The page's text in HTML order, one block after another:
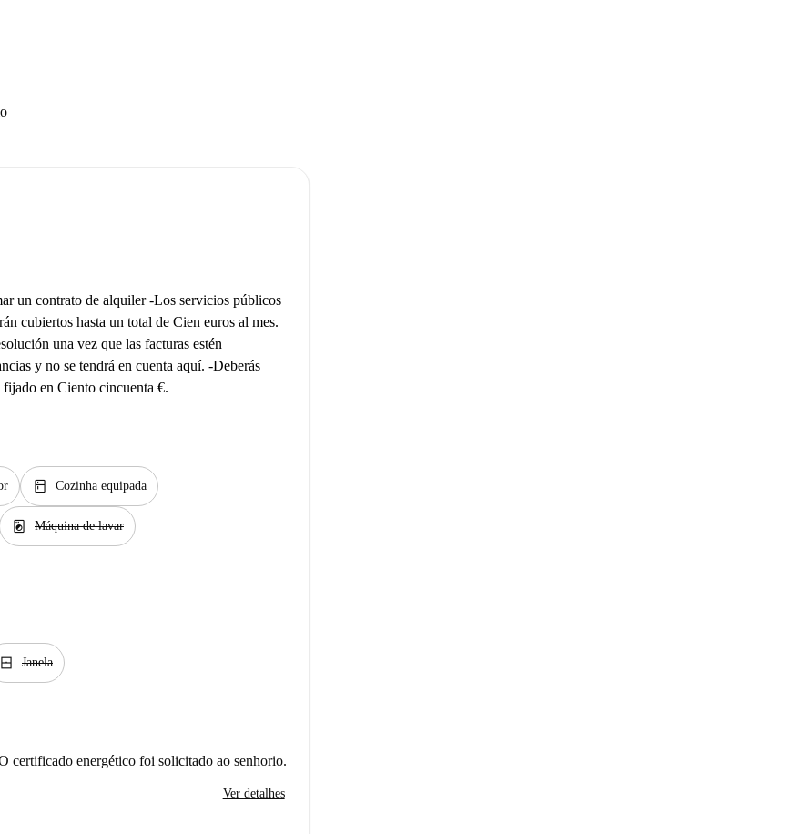
un contrato de alquiler -Los servicios públicos
cubiertos hasta un total de Cien euros al mes.
una vez que las facturas estén
y no se tendrá en cuenta aquí. -Deberás
en Ciento cincuenta €.
kitchen Cozinha equipada
local_laundry_service Máquina de lavar
window_closed Janela
certificado energético foi solicitado ao senhorio.
Ver detalhes